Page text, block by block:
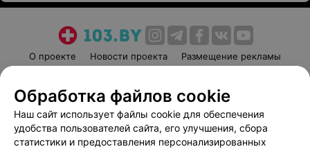
О проекте Новости проекта
Размещение рекламы
Пользовательское соглашение
Способы оплаты
Вакансии
Партнеры
Написать руководителю 103.by
Обработка файлов cookie
Наш сайт использует файлы cookie для обеспечения
удобства пользователей сайта, его улучшения, сбора
статистики и предоставления персонализированных